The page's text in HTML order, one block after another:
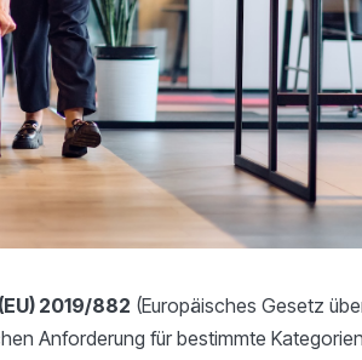
2019/882 (Europäisches Gesetz
Anforderung für bestimmte